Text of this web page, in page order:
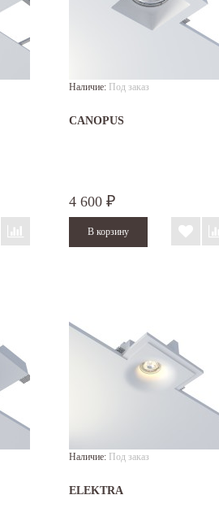
Наличие: Под заказ
CANOPUS
4 600 ₽
Наличие: Под заказ
ELEKTRA